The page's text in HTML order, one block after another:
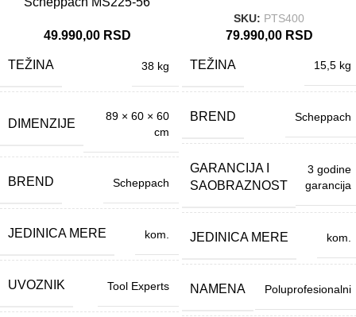
49.990,00 RSD
TEŽINA 38 kg
DIMENZIJE
89 × 60 × 60
cm
BREND Scheppach
JEDINICA MERE kom.
UVOZNIK Tool Experts
SKU: PTS400
79.990,00 RSD
TEŽINA 15,5 kg
BREND Scheppach
GARANCIJA I
SAOBRAZNOST
3 godine
garancija
JEDINICA MERE kom.
NAMENA Poluprofesionalni